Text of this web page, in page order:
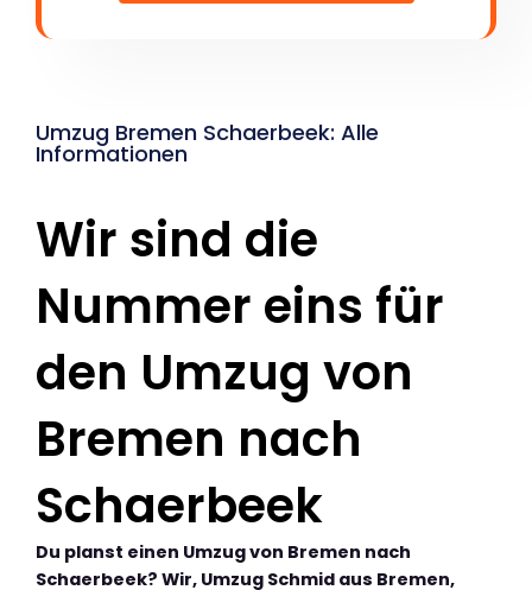
Umzug Bremen Schaerbeek: Alle
Informationen
Wir sind die
Nummer eins für
den Umzug von
Bremen nach
Schaerbeek
Du planst einen Umzug von Bremen nach
Schaerbeek? Wir, Umzug Schmid aus Bremen,